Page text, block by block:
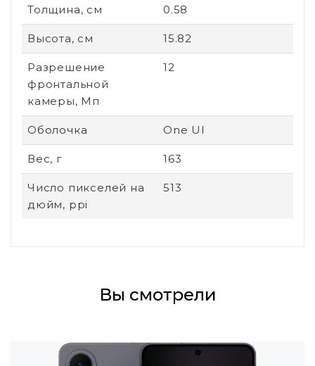
Толщина, см 0.58
Высота, см 15.82
Разрешение
фронтальной
камеры, Мп
12
Оболочка One UI
Вес, г 163
Число пикселей на
дюйм, ppi
513
Вы смотрели